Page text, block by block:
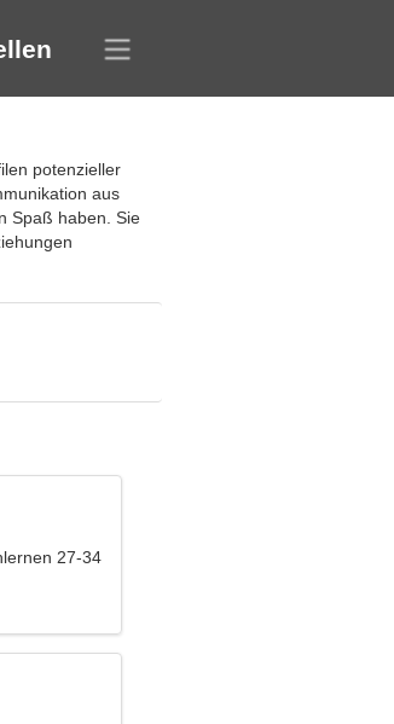
potenzieller
aus
Spaß haben. Sie
27-34